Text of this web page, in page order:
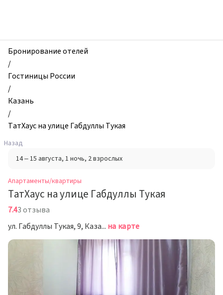
и
квартиры,
ТатХаус
на
улице
Габдуллы
Тукая,
Казань,
Россия
Бронирование отелей
/
Гостиницы России
/
Казань
/
ТатХаус на улице Габдуллы Тукая
Назад
14 – 15 августа, 1 ночь, 2 взрослых
Апартаменты/квартиры
ТатХаус на улице Габдуллы Тукая
7.43 отзыва
ул. Габдуллы Тукая, 9, Казань на карте